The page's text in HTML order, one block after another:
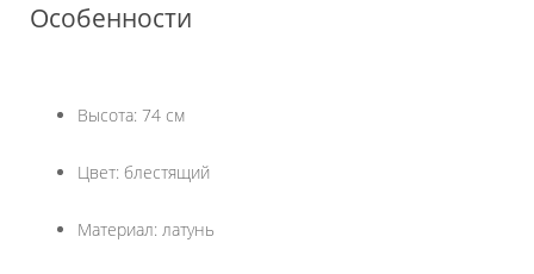
Особенности
Высота: 74 см
Цвет: блестящий
Материал: латунь